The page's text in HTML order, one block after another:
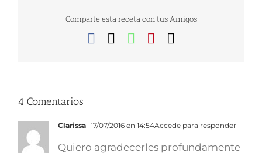
Comparte esta receta con tus Amigos
FacebookWhatsApp
Pinterest
4 Comentarios
Clarissa 17/07/2016 en 14:54Accede para responder
Quiero agradecerles profundamente